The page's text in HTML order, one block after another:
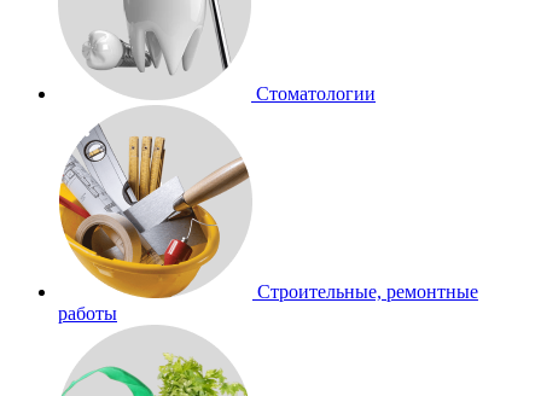
Стоматологии
Строительные, ремонтные
работы